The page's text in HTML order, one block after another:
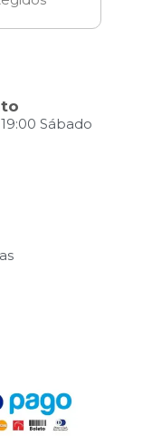
Sábado